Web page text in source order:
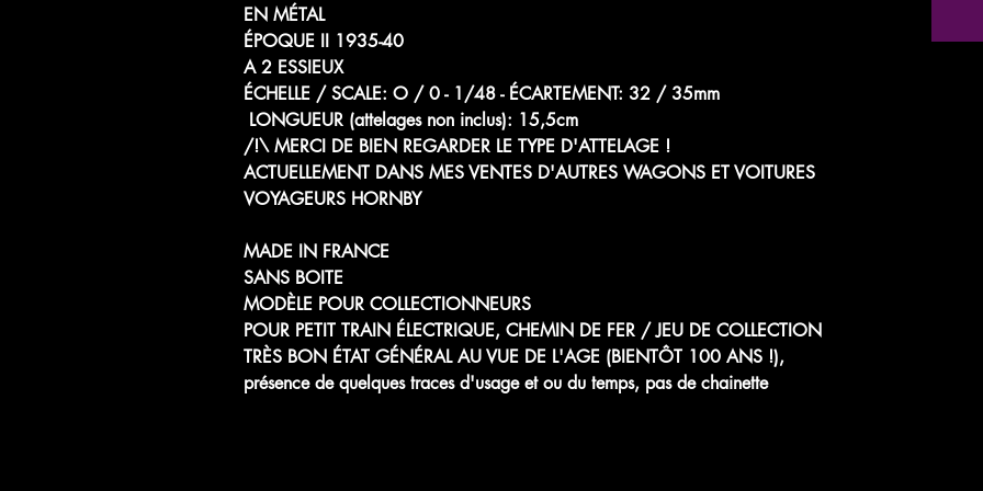
EN MÉTAL
ÉPOQUE II 1935-40
A 2 ESSIEUX
ÉCHELLE / SCALE: O / 0 - 1/48 - ÉCARTEMENT: 32 / 35mm
LONGUEUR (attelages non inclus): 15,5cm
/!\ MERCI DE BIEN REGARDER LE TYPE D'ATTELAGE !
ACTUELLEMENT DANS MES VENTES D'AUTRES WAGONS ET VOITURES
VOYAGEURS HORNBY
MADE IN FRANCE
SANS BOITE
MODÈLE POUR COLLECTIONNEURS
POUR PETIT TRAIN ÉLECTRIQUE, CHEMIN DE FER / JEU DE COLLECTION
TRÈS BON ÉTAT GÉNÉRAL AU VUE DE L'AGE (BIENTÔT 100 ANS !),
présence de quelques traces d'usage et ou du temps, pas de chainette